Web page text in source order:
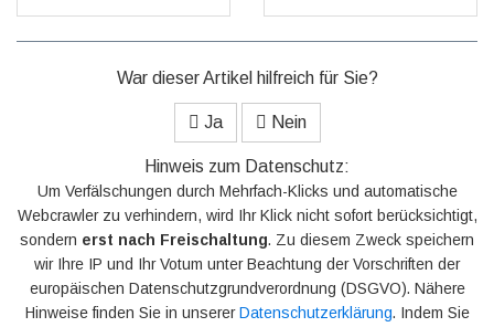
War dieser Artikel hilfreich für Sie?
Ja Nein
Hinweis zum Datenschutz:
Um Verfälschungen durch Mehrfach-Klicks und automatische
Webcrawler zu verhindern, wird Ihr Klick nicht sofort berücksichtigt,
sondern erst nach Freischaltung. Zu diesem Zweck speichern
wir Ihre IP und Ihr Votum unter Beachtung der Vorschriften der
europäischen Datenschutzgrundverordnung (DSGVO). Nähere
Hinweise finden Sie in unsererDatenschutzerklärung. Indem Sie